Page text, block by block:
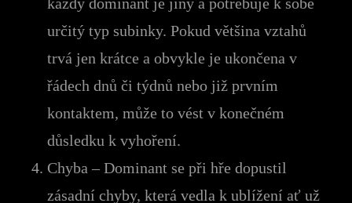
určitý typ subinky. Pokud většina vztahů
trvá jen krátce a obvykle je ukončena v
řádech dnů či týdnů nebo již prvním
kontaktem, může to vést v konečném
důsledku k vyhoření.
Chyba – Dominant se při hře dopustil
zásadní chyby, která vedla k ublížení ať už